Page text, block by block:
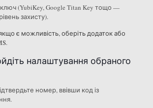
(YubiKey, Google Titan Key тощо —
захисту).
є можливість, оберіть додаток або
налаштування обраного
номер, ввівши код із